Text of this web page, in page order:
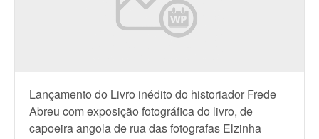
Lançamento do Livro inédito do historiador Frede
Abreu com exposição fotográfica do livro, de
capoeira angola de rua das fotografas Elzinha